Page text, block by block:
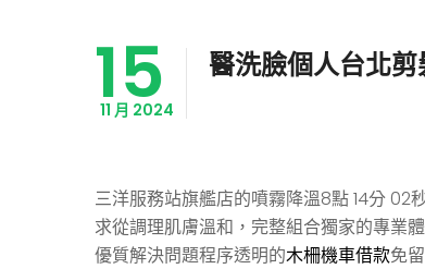
15
11 月 2024
醫洗臉個人台北
三洋服務站旗艦店的噴霧降溫8點 14分 02
求從調理肌膚溫和，完整組合獨家的專業
優質解決問題程序透明的木柵機車借款免